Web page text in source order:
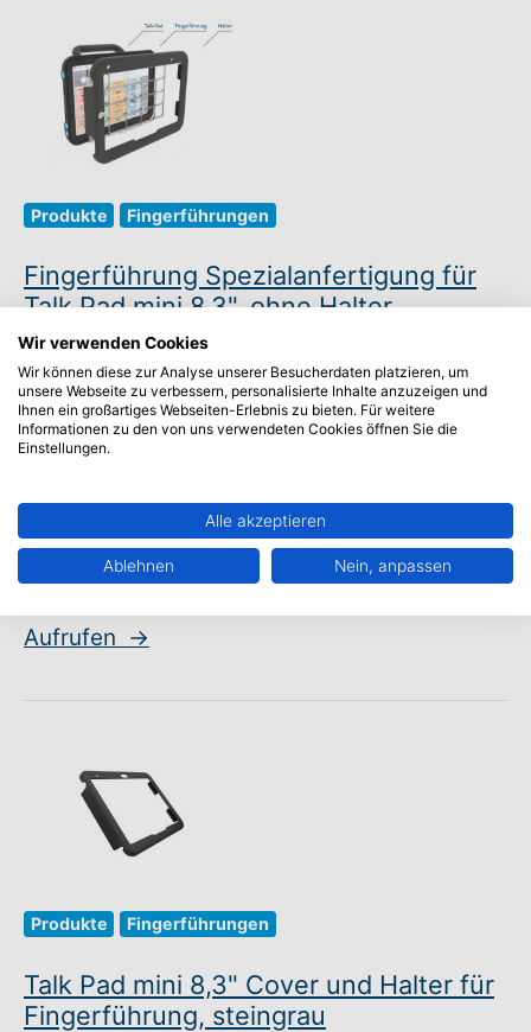
Produkte Fingerführungen
Fingerführung Spezialanfertigung für
Talk Pad mini 8,3", ohne Halter
Artikel-Nr.: R04944
HMV-Nr.: 16.99.99.0004
Wir bieten für das Talk Pad mini und das Talk
Pad Slimline mini individuell angepasste
Fingerführungen für viele weitere
Oberflächen an. Kontaktieren Sie uns!...
Aufrufen →
Produkte Fingerführungen
Talk Pad mini 8,3" Cover und Halter für
Fingerführung, steingrau
Wir verwenden Cookies
Wir können diese zur Analyse unserer Besucherdaten platzieren, um
unsere Webseite zu verbessern, personalisierte Inhalte anzuzeigen und
Ihnen ein großartiges Webseiten-Erlebnis zu bieten. Für weitere
Informationen zu den von uns verwendeten Cookies öffnen Sie die
Einstellungen.
Alle akzeptieren
Ablehnen Nein, anpassen